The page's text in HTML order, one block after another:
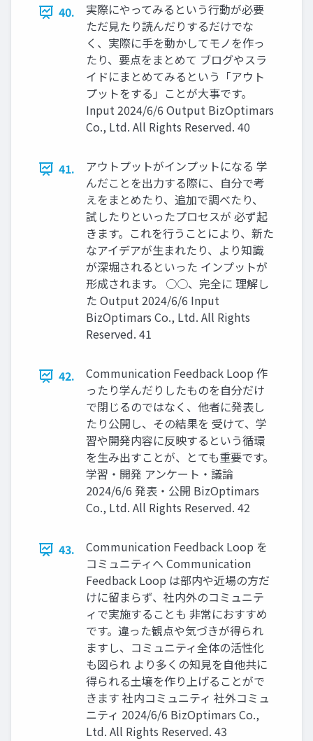
40.
実際にやってみるという行動が必要
ただ見たり読んだりするだけでな
く、実際に手を動かしてモノを作っ
たり、要点をまとめて ブログやスラ
イドにまとめてみるという「アウト
プットをする」ことが大事です。
Input 2024/6/6 Output BizOptimars
Co., Ltd. All Rights Reserved. 40
41.
アウトプットがインプットになる 学
んだことを出力する際に、自分で考
えをまとめたり、追加で調べたり、
試したりといったプロセスが 必ず起
きます。これを行うことにより、新た
なアイデアが生まれたり、より知識
が深堀されるといった インプットが
形成されます。 ○○、完全に 理解し
た Output 2024/6/6 Input
BizOptimars Co., Ltd. All Rights
Reserved. 41
42.
Communication Feedback Loop 作
ったり学んだりしたものを自分だけ
で閉じるのではなく、他者に発表し
たり公開し、その結果を 受けて、学
習や開発内容に反映するという循環
を生み出すことが、とても重要です。
学習・開発 アンケート・議論
2024/6/6 発表・公開 BizOptimars
Co., Ltd. All Rights Reserved. 42
43.
Communication Feedback Loop を
コミュニティへ Communication
Feedback Loop は部内や近場の方だ
けに留まらず、社内外のコミュニテ
ィで実施することも 非常におすすめ
です。違った観点や気づきが得られ
ますし、コミュニティ全体の活性化
も図られ より多くの知見を自他共に
得られる土壌を作り上げることがで
きます 社内コミュニティ 社外コミュ
ニティ 2024/6/6 BizOptimars Co.,
Ltd. All Rights Reserved. 43